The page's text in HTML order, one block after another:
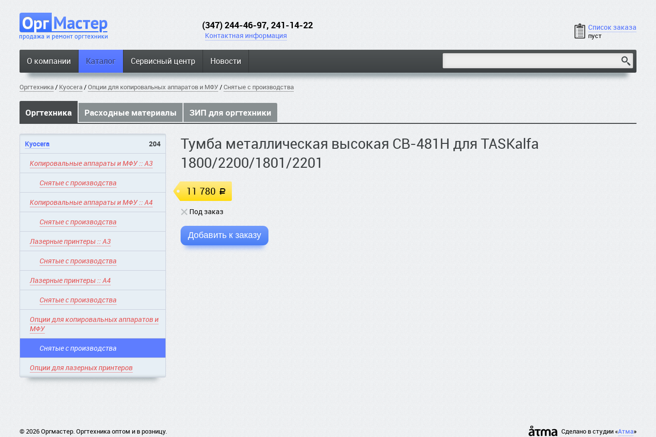
(347) 244-46-97, 241-14-22
Контактная информация
Список заказа
пуст
О компании Каталог Сервисный центр Новости
Оргтехника/ Kyocera/Опции для копировальных аппаратов и МФУ/Снятые с производства
Оргтехника Расходные материалы ЗИП для оргтехники
Kyocera 204
Копировальные аппараты и МФУ :: A3
Снятые с производства
Копировальные аппараты и МФУ :: A4
Снятые с производства
Лазерные принтеры :: A3
Снятые с производства
Лазерные принтеры :: A4
Снятые с производства
Опции для копировальных аппаратов и
МФУ
Снятые с производства
Опции для лазерных принтеров
Тумба металлическая высокая CB-481H для TASKalfa
1800/2200/1801/2201
11 780a
Под заказ
Добавить к заказу
Сделано в студии «Атма»
© 2026 Оргмастер. Оргтехника оптом и в розницу.